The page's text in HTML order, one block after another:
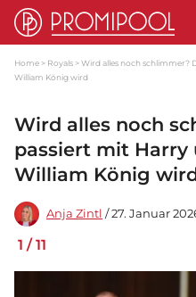
Home Royals
Wird alles noch schlimmer?
William König wird
Wird alles noch
passiert mit Harry
William König
Anja Zintl / 27. Januar
1 /11